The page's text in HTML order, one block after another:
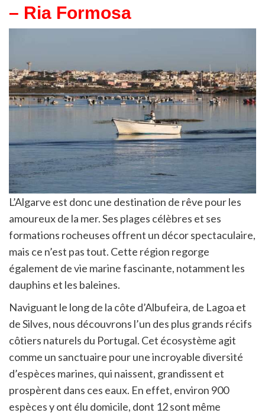
– Ria Formosa
L’Algarve est donc une destination de rêve pour les
amoureux de la mer. Ses plages célèbres et ses
formations rocheuses offrent un décor spectaculaire,
mais ce n’est pas tout. Cette région regorge
également de vie marine fascinante, notamment les
dauphins et les baleines.
Naviguant le long de la côte d’Albufeira, de Lagoa et
de Silves, nous découvrons l’un des plus grands récifs
côtiers naturels du Portugal. Cet écosystème agit
comme un sanctuaire pour une incroyable diversité
d’espèces marines, qui naissent, grandissent et
prospèrent dans ces eaux. En effet, environ 900
espèces y ont élu domicile, dont 12 sont même